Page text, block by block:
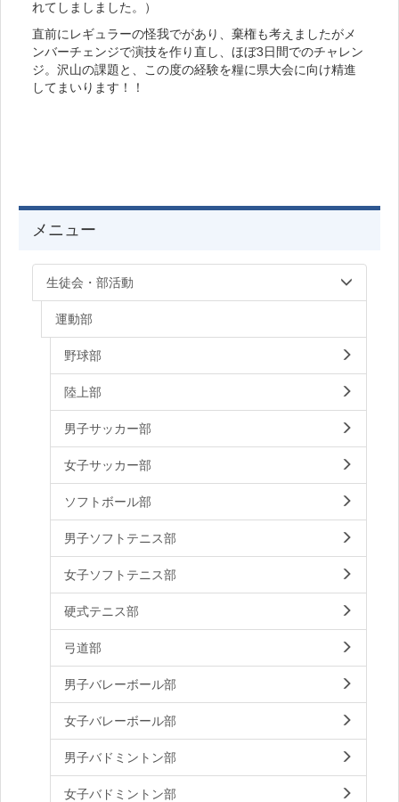
れてしましました。）
直前にレギュラーの怪我でがあり、棄権も考えましたがメ
ンバーチェンジで演技を作り直し、ほぼ3日間でのチャレン
ジ。沢山の課題と、この度の経験を糧に県大会に向け精進
してまいります！！
メニュー
生徒会・部活動
運動部
野球部
陸上部
男子サッカー部
女子サッカー部
ソフトボール部
男子ソフトテニス部
女子ソフトテニス部
硬式テニス部
弓道部
男子バレーボール部
女子バレーボール部
男子バドミントン部
女子バドミントン部